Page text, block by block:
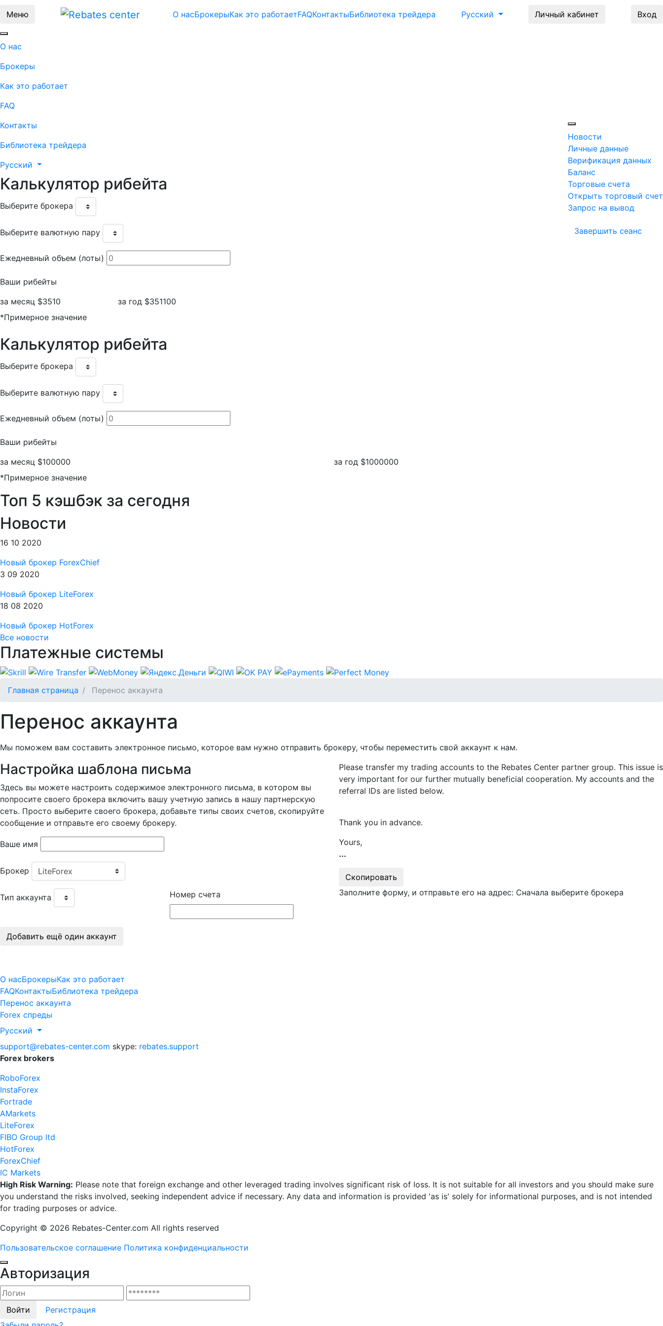
Меню О насБрокерыКак это работаетFAQКонтактыБиблиотека трейдера Русский Личный кабинет Вход
О нас
Брокеры
Как это работает
FAQ
Контакты
Библиотека трейдера
Русский
Калькулятор рибейта
Выберите брокера
Выберите валютную пару
Ежедневный объем (лоты)
Ваши рибейты
за месяц $3510 за год $351100
*Примерное значение
Новости
Личные данные
Верификация данных
Баланс
Торговые счета
Открыть торговый счет
Запрос на вывод
Завершить сеанс
Калькулятор рибейта
Выберите брокера
Выберите валютную пару
Ежедневный объем (лоты)
Ваши рибейты
за месяц $100000 за год $1000000
*Примерное значение
Топ 5 кэшбэк за сегодня
Новости
16 10 2020
Новый брокер ForexChief
3 09 2020
Новый брокер LiteForex
18 08 2020
Новый брокер HotForex
Все новости
Платежные системы
Главная страница Перенос аккаунта
Перенос аккаунта
Мы поможем вам составить электронное письмо, которое вам нужно отправить брокеру, чтобы переместить свой аккаунт к нам.
Настройка шаблона письма
Здесь вы можете настроить содержимое электронного письма, в котором вы
попросите своего брокера включить вашу учетную запись в нашу партнерскую
сеть. Просто выберите своего брокера, добавьте типы своих счетов, скопируйте
сообщение и отправьте его своему брокеру.
Ваше имя
Брокер
Тип аккаунта Номер счета
Please transfer my trading accounts to the Rebates Center partner group. This issue is
very important for our further mutually beneficial cooperation. My accounts and the
referral IDs are listed below.
Thank you in advance.
Yours,
...
Заполните форму, и отправьте его на адрес: Сначала выберите брокера
О насБрокерыКак это работает
FAQКонтактыБиблиотека трейдера
Перенос аккаунта
Forex спреды
Русский
support@rebates-center.com skype: rebates.support
Forex brokers
RoboForex
InstaForex
Fortrade
AMarkets
LiteForex
FIBO Group ltd
HotForex
ForexChief
IC Markets
High Risk Warning: Please note that foreign exchange and other leveraged trading involves significant risk of loss. It is not suitable for all investors and you should make sure
you understand the risks involved, seeking independent advice if necessary. Any data and information is provided 'as is' solely for informational purposes, and is not intended
for trading purposes or advice.
Copyright © 2026 Rebates-Center.com All rights reserved
Пользовательское соглашение Политика конфиденциальности
Авторизация
Войти
Регистрация